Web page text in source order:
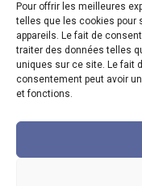
Pour offrir les meilleures
telles que les cookies pour
appareils. Le fait de
traiter des données telles
uniques sur ce site. Le fait
consentement peut avoir
et fonctions.
LIENS UTILES
Mentions légales
Conditions
Politique de
Partenaires
Code de